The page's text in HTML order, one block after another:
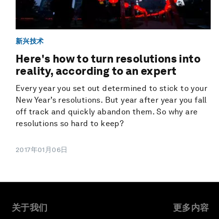
新兴技术
Here's how to turn resolutions into
reality, according to an expert
Every year you set out determined to stick to your
New Year’s resolutions. But year after year you fall
off track and quickly abandon them. So why are
resolutions so hard to keep?
2017年01月06日
关于我们 更多内容